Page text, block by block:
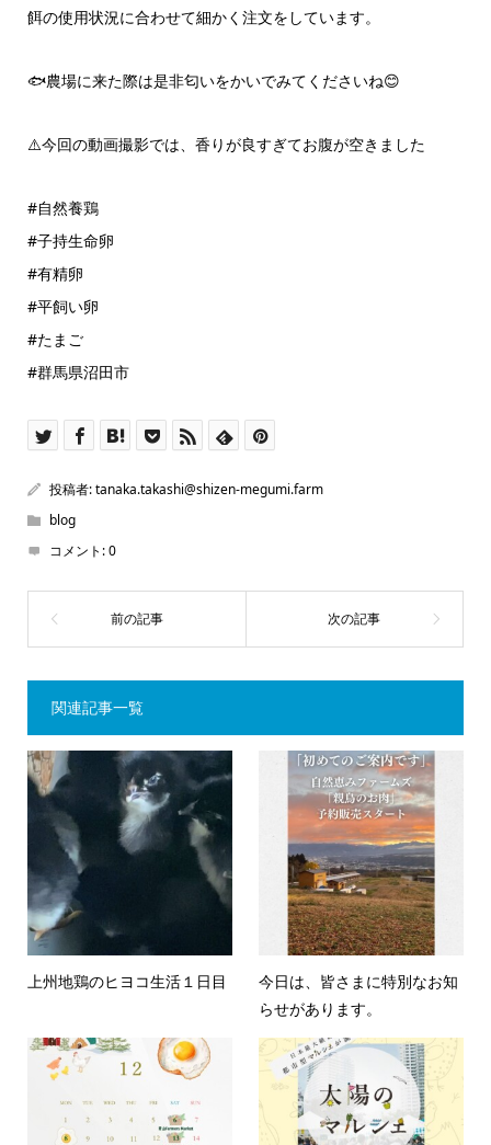
餌の使用状況に合わせて細かく注文をしています。
🐟農場に来た際は是非匂いをかいでみてくださいね😊
⚠️今回の動画撮影では、香りが良すぎてお腹が空きました
#自然養鶏
#子持生命卵
#有精卵
#平飼い卵
#たまご
#群馬県沼田市
投稿者:tanaka.takashi@shizen-megumi.farm
blog
コメント:0
関連記事一覧
上州地鶏のヒヨコ生活１日目
今日は、皆さまに特別なお知
らせがあります。